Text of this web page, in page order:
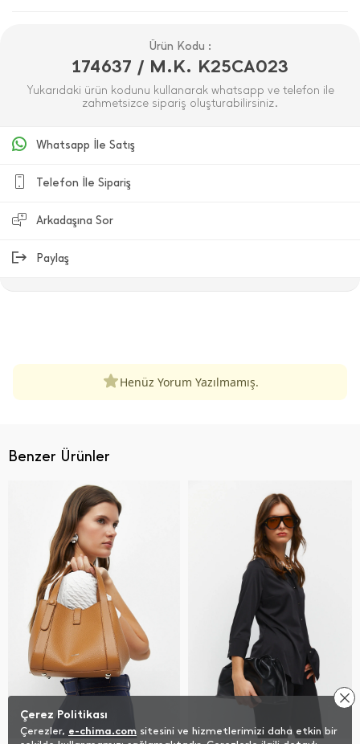
Ürün Kodu :
174637 / M.K. K25CA023
Yukarıdaki ürün kodunu kullanarak whatsapp ve telefon ile
zahmetsizce sipariş oluşturabilirsiniz.
Whatsapp İle Satış
Telefon İle Sipariş
Arkadaşına Sor
Paylaş
Henüz Yorum Yazılmamış.
Benzer Ürünler
Çerez Politikası
Çerezler, e-chima.com sitesini ve hizmetlerimizi daha etkin bir